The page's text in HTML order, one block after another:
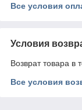
Все условия
Условия
Возврат товара в
Все условия